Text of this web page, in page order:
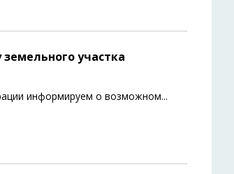
участка
информируем о возможном...